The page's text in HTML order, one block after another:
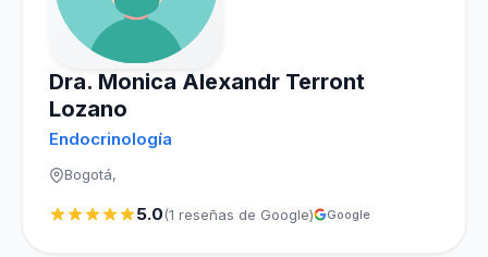
Dra. Monica Alexandr Terront
Lozano
Endocrinología
Bogotá,
5.0(1 reseñas de Google) Google